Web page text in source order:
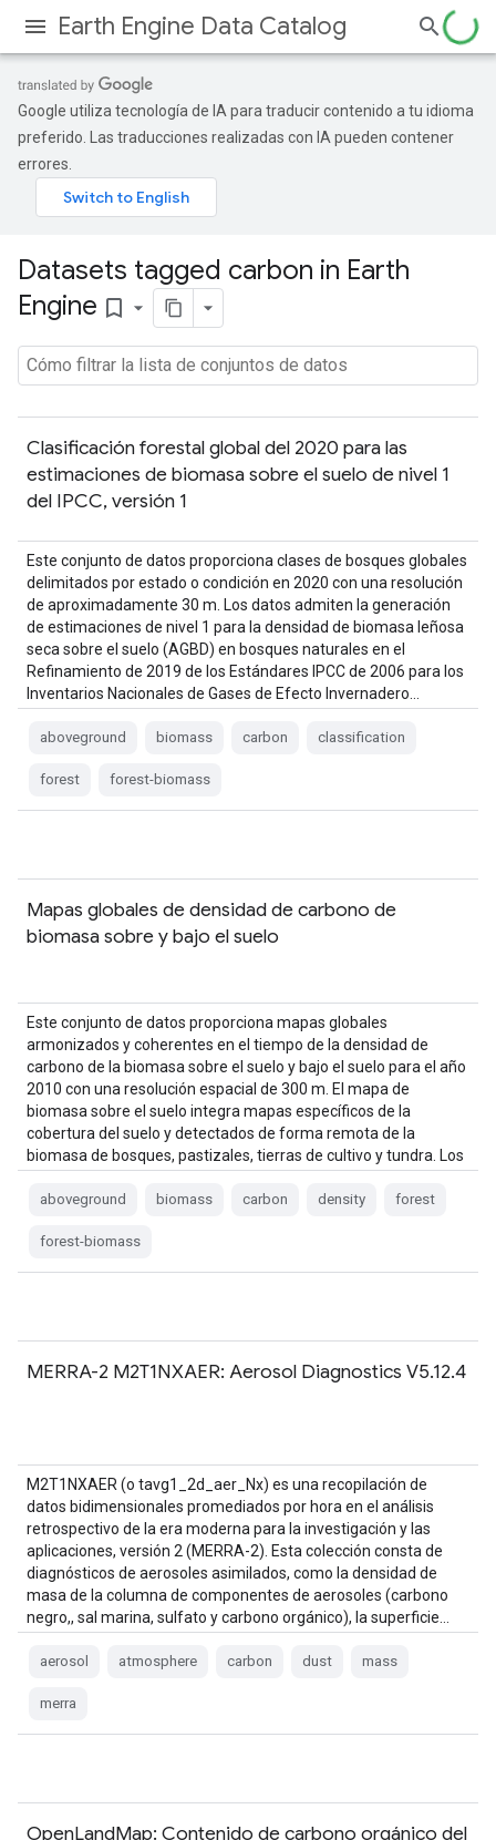
Earth Engine Data Catalog
Google utiliza tecnología de IA para traducir contenido a tu idioma
preferido. Las traducciones realizadas con IA pueden contener
errores.
Datasets tagged carbon in Earth
Engine bookmark_border
Clasificación forestal global del 2020 para las
estimaciones de biomasa sobre el suelo de nivel 1
del IPCC, versión 1
Este conjunto de datos proporciona clases de bosques globales
delimitados por estado o condición en 2020 con una resolución
de aproximadamente 30 m. Los datos admiten la generación
de estimaciones de nivel 1 para la densidad de biomasa leñosa
seca sobre el suelo (AGBD) en bosques naturales en el
Refinamiento de 2019 de los Estándares IPCC de 2006 para los
Inventarios Nacionales de Gases de Efecto Invernadero…
aboveground biomass carbon classification
forest forest-biomass
Mapas globales de densidad de carbono de
biomasa sobre y bajo el suelo
Este conjunto de datos proporciona mapas globales
armonizados y coherentes en el tiempo de la densidad de
carbono de la biomasa sobre el suelo y bajo el suelo para el año
2010 con una resolución espacial de 300 m. El mapa de
biomasa sobre el suelo integra mapas específicos de la
cobertura del suelo y detectados de forma remota de la
biomasa de bosques, pastizales, tierras de cultivo y tundra. Los
aboveground biomass carbon density forest
forest-biomass
MERRA-2 M2T1NXAER: Aerosol Diagnostics V5.12.4
M2T1NXAER (o tavg1_2d_aer_Nx) es una recopilación de
datos bidimensionales promediados por hora en el análisis
retrospectivo de la era moderna para la investigación y las
aplicaciones, versión 2 (MERRA-2). Esta colección consta de
diagnósticos de aerosoles asimilados, como la densidad de
masa de la columna de componentes de aerosoles (carbono
negro,, sal marina, sulfato y carbono orgánico), la superficie…
aerosol atmosphere carbon dust mass
merra
OpenLandMap: Contenido de carbono orgánico del